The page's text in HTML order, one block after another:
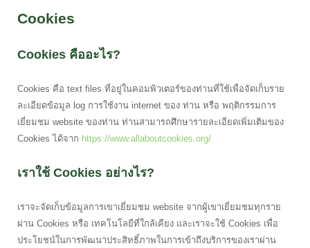
Cookies
Cookies คืออะไร?
Cookies คือ text files ที่อยู่ในคอมพิวเตอร์ของท่านที่ใช้เพื่อจัดเก็บราย
ละเอียดข้อมูล log การใช้งาน internet ของ ท่าน หรือ พฤติกรรมการ
เยี่ยมชม website ของท่าน ท่านสามารถศึกษารายละเอียดเพิ่มเติมของ
Cookies ได้จาก https://www.allaboutcookies.org/
เราใช้ Cookies อย่างไร?
เราจะจัดเก็บข้อมูลการเขาเยี่ยมชม website จากผู้เขาเยี่ยมชมทุกราย
ผ่าน Cookies หรือ เทคโนโลยีที่ใกล้เคียง และเราจะใช้ Cookies เพื่อ
ประโยชน์ในการพัฒนาประสิทธิ์ภาพในการเข้าถึงบริการของเราผ่าน